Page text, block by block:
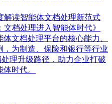
解读智能体文档处理新范式
档处理进入智能体时代》
文档处理平台的核心能力、
为制造、保险和银行等行业
理升级路径，助力企业打破
时代。